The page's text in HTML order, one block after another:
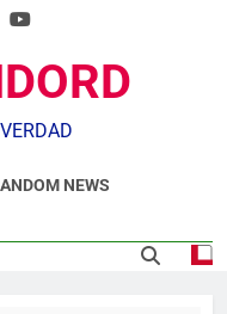
NEWS